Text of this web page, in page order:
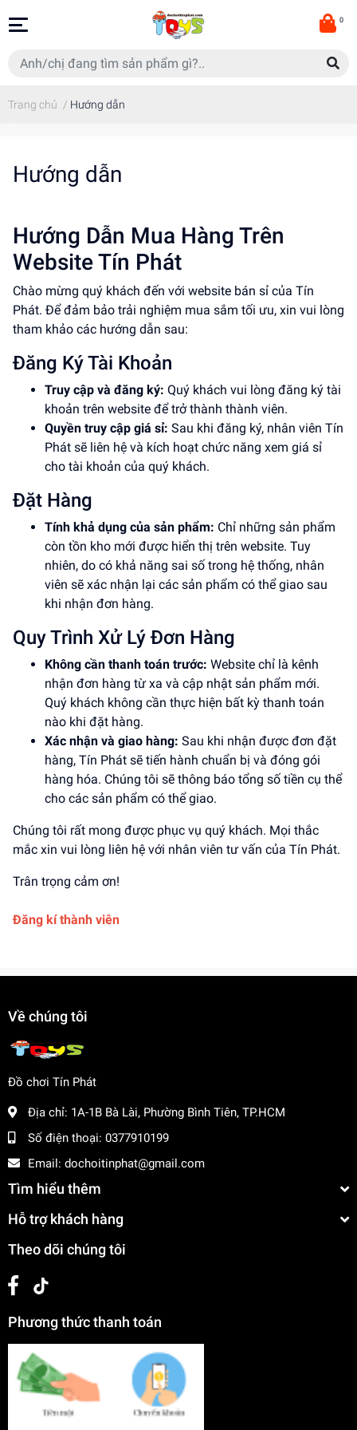
0
Trang chủ / Hướng dẫn
Hướng dẫn
Hướng Dẫn Mua Hàng Trên
Website Tín Phát
Chào mừng quý khách đến với website bán sỉ của Tín
Phát. Để đảm bảo trải nghiệm mua sắm tối ưu, xin vui lòng
tham khảo các hướng dẫn sau:
Đăng Ký Tài Khoản
Truy cập và đăng ký: Quý khách vui lòng đăng ký tài
khoản trên website để trở thành thành viên.
Quyền truy cập giá sỉ: Sau khi đăng ký, nhân viên Tín
Phát sẽ liên hệ và kích hoạt chức năng xem giá sỉ
cho tài khoản của quý khách.
Đặt Hàng
Tính khả dụng của sản phẩm: Chỉ những sản phẩm
còn tồn kho mới được hiển thị trên website. Tuy
nhiên, do có khả năng sai số trong hệ thống, nhân
viên sẽ xác nhận lại các sản phẩm có thể giao sau
khi nhận đơn hàng.
Quy Trình Xử Lý Đơn Hàng
Không cần thanh toán trước: Website chỉ là kênh
nhận đơn hàng từ xa và cập nhật sản phẩm mới.
Quý khách không cần thực hiện bất kỳ thanh toán
nào khi đặt hàng.
Xác nhận và giao hàng: Sau khi nhận được đơn đặt
hàng, Tín Phát sẽ tiến hành chuẩn bị và đóng gói
hàng hóa. Chúng tôi sẽ thông báo tổng số tiền cụ thể
cho các sản phẩm có thể giao.
Chúng tôi rất mong được phục vụ quý khách. Mọi thắc
mắc xin vui lòng liên hệ với nhân viên tư vấn của Tín Phát.
Trân trọng cảm ơn!
Đăng kí thành viên
Về chúng tôi
Đồ chơi Tín Phát
Địa chỉ: 1A-1B Bà Lài, Phường Bình Tiên, TP.HCM
Số điện thoại: 0377910199
Email: dochoitinphat@gmail.com
Tìm hiểu thêm
Hỗ trợ khách hàng
Theo dõi chúng tôi
Phương thức thanh toán